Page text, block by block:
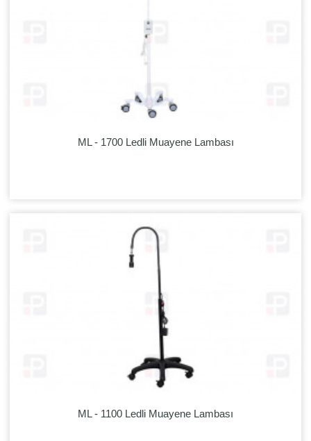
ML - 1700 Ledli Muayene Lambası
ML - 1100 Ledli Muayene Lambası